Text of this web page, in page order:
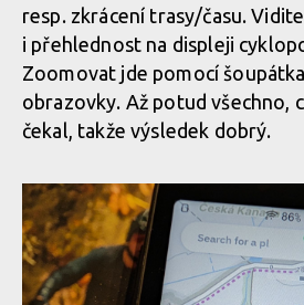
resp. zkrácení trasy/času.
i přehlednost na displeji
Zoomovat jde pomocí
obrazovky. Až potud všechno,
čekal, takže výsledek dobrý.